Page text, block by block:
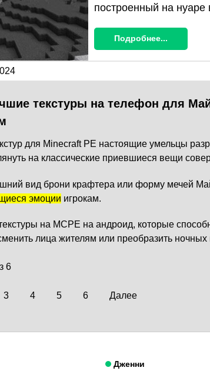
построенный на нуаре
Подробнее...
текстуры на телефон для
для Minecraft PE настоящие умельцы
на классические приевшиеся вещи
вид брони крафтера или форму мечей
эмоции игрокам.
на MCPE на андроид, которые
лица жителям или преобразить ночных
6
3 4 5 6 Далее
Дженни